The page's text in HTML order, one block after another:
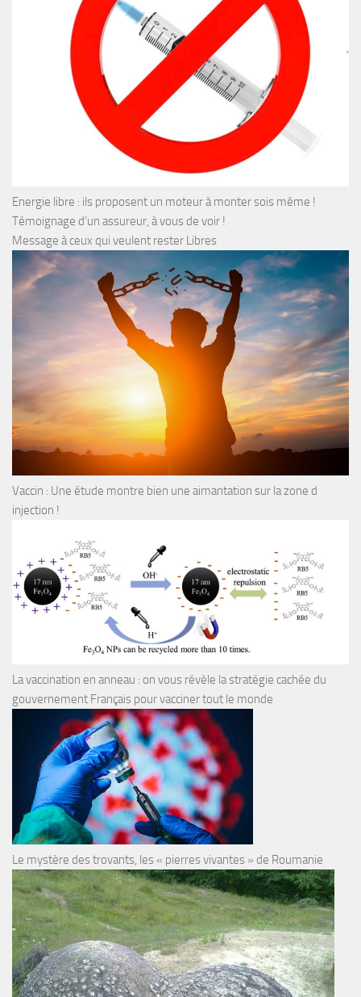
Energie libre : ils proposent un moteur à monter sois même !
Témoignage d’un assureur, à vous de voir !
Message à ceux qui veulent rester Libres
Vaccin : Une étude montre bien une aimantation sur la zone d
injection !
La vaccination en anneau : on vous révèle la stratégie cachée du
gouvernement Français pour vacciner tout le monde
Le mystère des trovants, les « pierres vivantes » de Roumanie